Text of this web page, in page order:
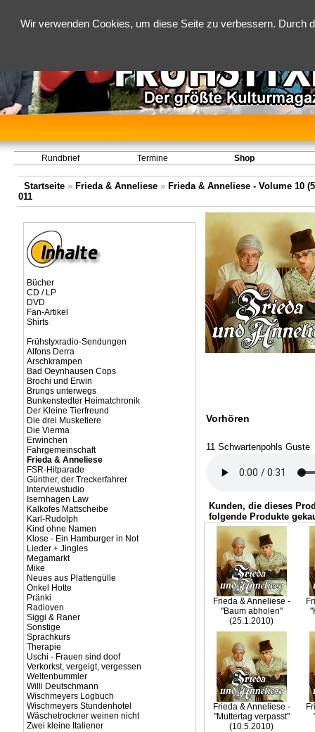
Wir verwenden Cookies, um diese Seite zu verbessern.
Rundbrief Termine Shop
Startseite» Frieda & Anneliese» Frieda & Anneliese - Volume 10
011
Bücher
CD / LP
DVD
Fan-Artikel
Shirts
Frühstyxradio-Sendungen
Alfons Derra
Arschkrampen
Bad Oeynhausen Cops
Brochi und Erwin
Brungs unterwegs
Bunkenstedter Heimatchronik
Der Kleine Tierfreund
Die drei Musketiere
Die Vierma
Erwinchen
Fahrgemeinschaft
Frieda & Anneliese
FSR-Hitparade
Günther, der Treckerfahrer
Interviewstudio
Isernhagen Law
Kalkofes Mattscheibe
Karl-Rudolph
Kind ohne Namen
Klose - Ein Hamburger in Not
Lieder + Jingles
Megamarkt
Mike
Neues aus Plattengülle
Onkel Hotte
Pränki
Radioven
Siggi & Raner
Sonstige
Sprachkurs
Therapie
Uschi - Frauen sind doof
Verkorkst, vergeigt, vergessen
Weltenbummler
Willi Deutschmann
Wischmeyers Logbuch
Wischmeyers Stundenhotel
Wäschetrockner weinen nicht
Zwei kleine Italiener
Vorhören
11 Schwartenpohls Guste
Kunden, die dieses
folgende Produkte
Frieda & Anneliese -
"Baum abholen"
(25.1.2010)
Frieda & Anneliese -
"Muttertag verpasst"
(10.5.2010)